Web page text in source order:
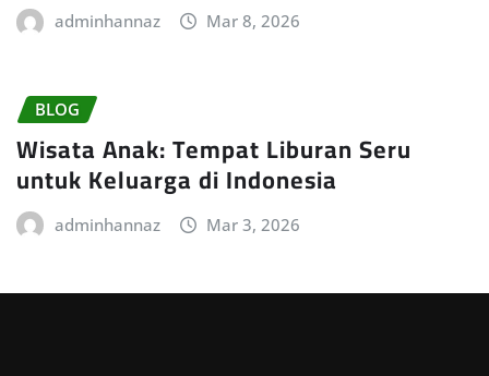
adminhannaz Mar 8, 2026
BLOG
Wisata Anak: Tempat Liburan Seru
untuk Keluarga di Indonesia
adminhannaz Mar 3, 2026